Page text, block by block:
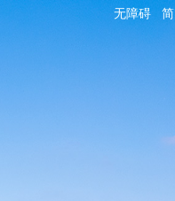
无障碍 简